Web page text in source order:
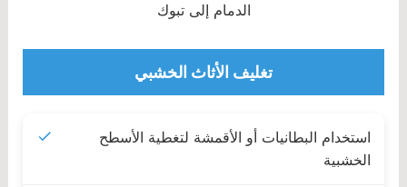
تغليف الأثاث الخشبي
استخدام البطانيات أو الأقمشة لتغطية الأسطح
الخشبية